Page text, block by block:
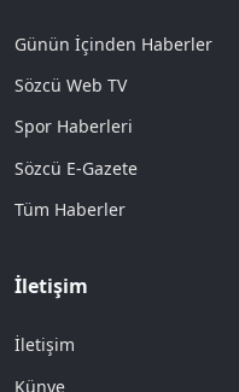
Günün İçinden Haberler
Sözcü Web TV
Spor Haberleri
Sözcü E-Gazete
Tüm Haberler
İletişim
İletişim
Künye